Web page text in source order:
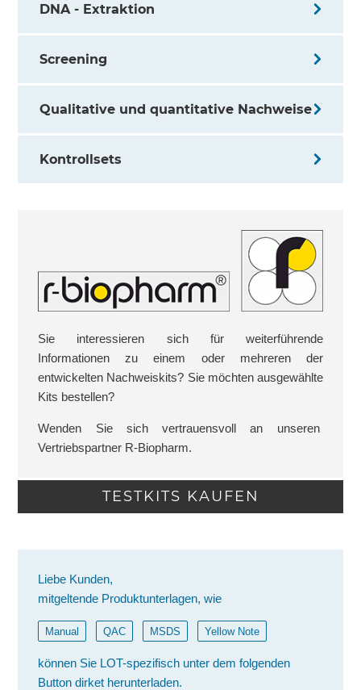
DNA - Extraktion
Screening
Qualitative und quantitative Nachweise
Kontrollsets
Sie interessieren sich für weiterführende
Informationen zu einem oder mehreren der
entwickelten Nachweiskits? Sie möchten ausgewählte
Kits bestellen?
Wenden Sie sich vertrauensvoll an unseren
Vertriebspartner R-Biopharm.
TESTKITS KAUFEN
Liebe Kunden,
mitgeltende Produktunterlagen, wie
Manual QAC MSDS Yellow Note
können Sie LOT-spezifisch unter dem folgenden
Button dirket herunterladen.